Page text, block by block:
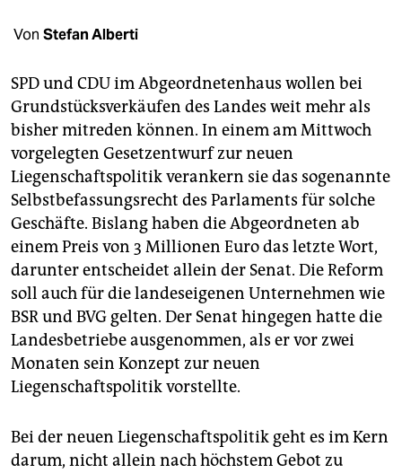
shop
fragen & hilfe
unterstützen
abo
genossenschaft
epaper login
Von Stefan Alberti
SPD und CDU im Abgeordnetenhaus wollen bei
Grundstücksverkäufen des Landes weit mehr als
bisher mitreden können. In einem am Mittwoch
vorgelegten Gesetzentwurf zur neuen
Liegenschaftspolitik verankern sie das sogenannte
Selbstbefassungsrecht des Parlaments für solche
Geschäfte. Bislang haben die Abgeordneten ab
einem Preis von 3 Millionen Euro das letzte Wort,
darunter entscheidet allein der Senat. Die Reform
soll auch für die landeseigenen Unternehmen wie
BSR und BVG gelten. Der Senat hingegen hatte die
Landesbetriebe ausgenommen, als er vor zwei
Monaten sein Konzept zur neuen
Liegenschaftspolitik vorstellte.
Bei der neuen Liegenschaftspolitik geht es im Kern
darum, nicht allein nach höchstem Gebot zu